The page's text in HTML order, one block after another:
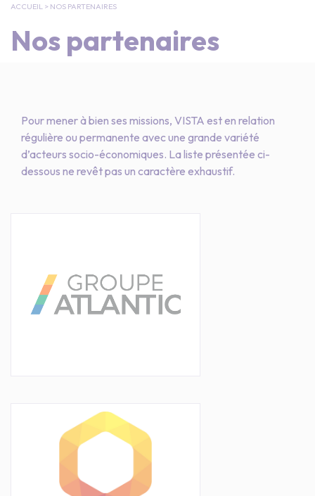
ACCUEIL > NOS PARTENAIRES
Nos partenaires
Pour mener à bien ses missions, VISTA est en relation
régulière ou permanente avec une grande variété
d’acteurs socio-économiques. La liste présentée ci-
dessous ne revêt pas un caractère exhaustif.